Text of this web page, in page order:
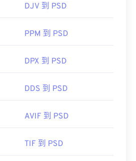
也稱為 GIMP）是 Adobe 產品
題，PSD 通常會轉換為可以壓
轉換為 JPEG
DJV 到 PSD
PPM 到 PSD
DPX 到 PSD
DDS 到 PSD
AVIF 到 PSD
TIF 到 PSD